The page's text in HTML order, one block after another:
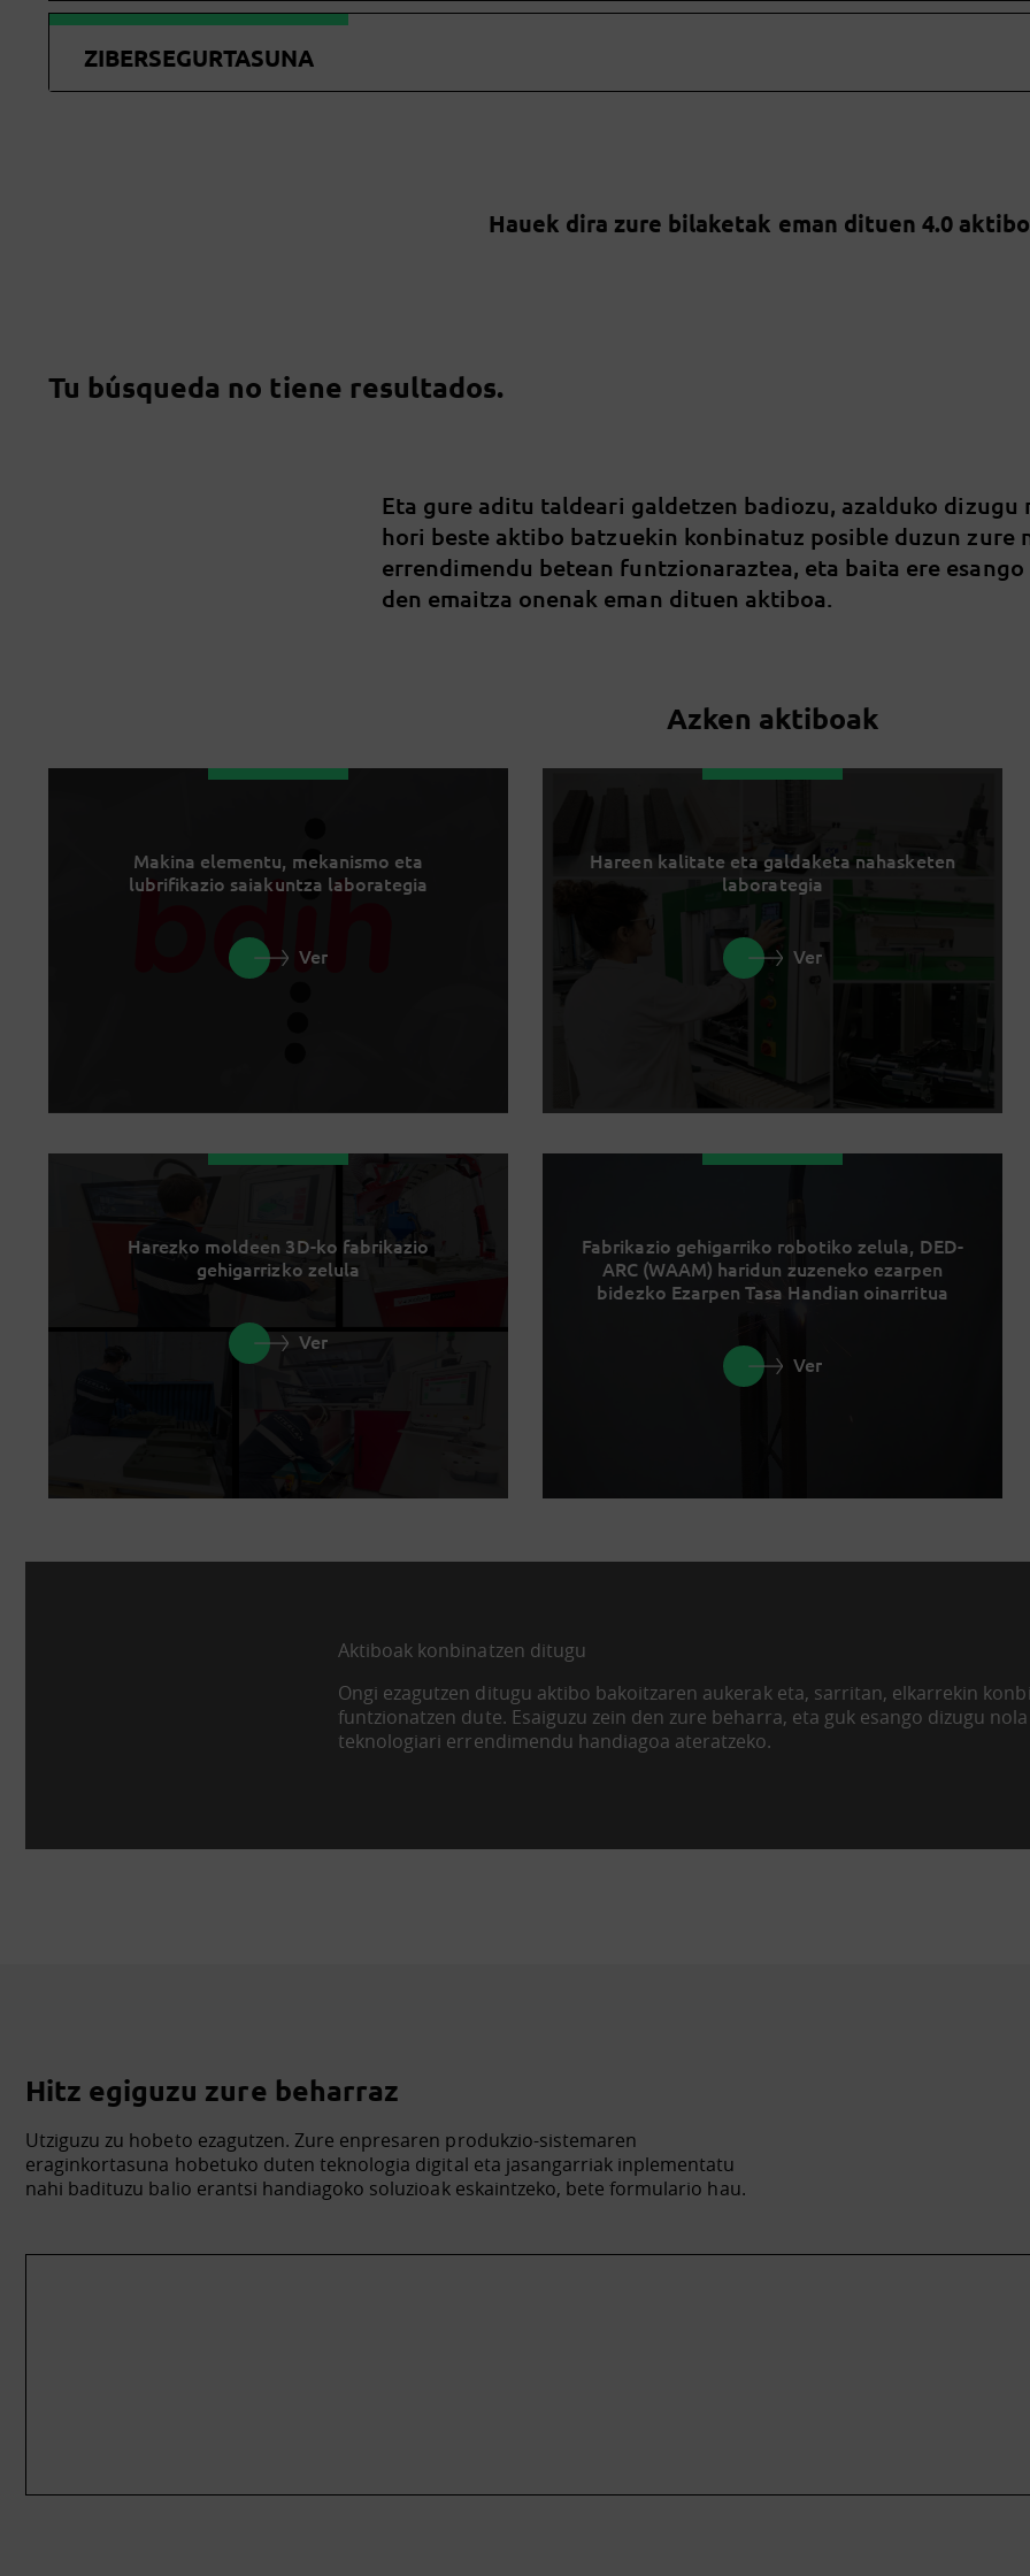
ZIBERSEGURTASUNA
Hauek dira zure bilaketak eman dituen 4.0
Tu búsqueda no tiene resultados.
Eta gure aditu taldeari galdetzen badiozu, azalduko dizugu
hori beste aktibo batzuekin konbinatuz posible duzun zure
errendimendu betean funtzionaraztea, eta baita ere
den emaitza onenak eman dituen aktiboa.
Azken aktiboak
Makina elementu, mekanismo eta
lubrifikazio saiakuntza laborategia
Ver
Hareen kalitate eta galdaketa nahasketen
laborategia
Ver
Harezko moldeen 3D-ko fabrikazio
gehigarrizko zelula
Ver
Fabrikazio gehigarriko robotiko zelula, DED-
ARC (WAAM) haridun zuzeneko ezarpen
bidezko Ezarpen Tasa Handian oinarritua
Ver
Aktiboak konbinatzen ditugu
Ongi ezagutzen ditugu aktibo bakoitzaren aukerak eta, sarritan, elkarrekin
funtzionatzen dute. Esaiguzu zein den zure beharra, eta guk esango dizugu
teknologiari errendimendu handiagoa ateratzeko.
Hitz egiguzu zure beharraz
Utziguzu zu hobeto ezagutzen. Zure enpresaren produkzio-sistemaren
eraginkortasuna hobetuko duten teknologia digital eta jasangarriak inplementatu
nahi badituzu balio erantsi handiagoko soluzioak eskaintzeko, bete formulario hau.